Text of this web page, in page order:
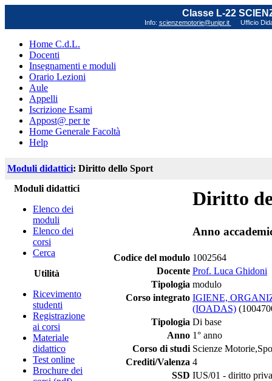
Classe L-22
Info: scienzemotorie@unipr.it Ufficio
Home C.d.L.
Docenti
Insegnamenti e moduli
Orario Lezioni
Aule
Appelli
Iscrizione Esami
Appost@ per te
Home Generale Facoltà
Help
Moduli didattici: Diritto dello Sport
Moduli didattici
Elenco dei
moduli
Elenco dei
corsi
Cerca
Utilità
Ricevimento
studenti
Registrazione
ai corsi
Materiale
didattico
Test online
Brochure dei
Diritto
Anno
Codice del modulo 1002564
Docente Prof. Luca Ghidoni
Tipologia modulo
Corso integrato IGIENE,
(IOADAS)
Tipologia Di base
Anno 1° anno
Corso di studi Scienze
Crediti/Valenza 4
SSD IUS/01 - diritto